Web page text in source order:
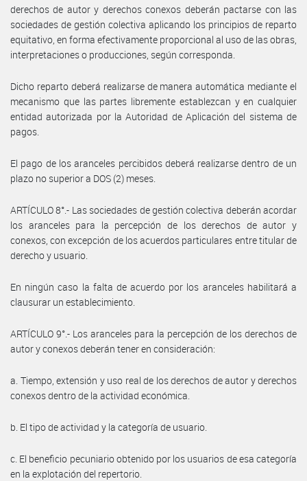
derechos de autor y derechos conexos deberán pactarse con las
sociedades de gestión colectiva aplicando los principios de reparto
equitativo, en forma efectivamente proporcional al uso de las obras,
interpretaciones o producciones, según corresponda.
Dicho reparto deberá realizarse de manera automática mediante el
mecanismo que las partes libremente establezcan y en cualquier
entidad autorizada por la Autoridad de Aplicación del sistema de
pagos.
El pago de los aranceles percibidos deberá realizarse dentro de un
plazo no superior a DOS (2) meses.
ARTÍCULO 8°.- Las sociedades de gestión colectiva deberán acordar
los aranceles para la percepción de los derechos de autor y
conexos, con excepción de los acuerdos particulares entre titular de
derecho y usuario.
En ningún caso la falta de acuerdo por los aranceles habilitará a
clausurar un establecimiento.
ARTÍCULO 9°.- Los aranceles para la percepción de los derechos de
autor y conexos deberán tener en consideración:
a. Tiempo, extensión y uso real de los derechos de autor y derechos
conexos dentro de la actividad económica.
b. El tipo de actividad y la categoría de usuario.
c. El beneficio pecuniario obtenido por los usuarios de esa categoría
en la explotación del repertorio.